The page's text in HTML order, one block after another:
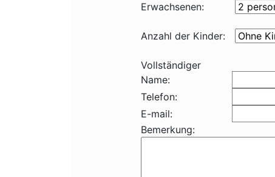
Erwachsenen:
Anzahl der Kinder:
Vollständiger
Name:
Telefon:
E-mail:
Bemerkung: